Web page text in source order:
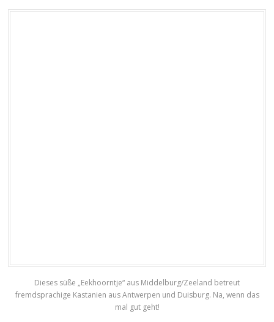
Dieses süße „Eekhoorntje“ aus Middelburg/Zeeland betreut
fremdsprachige Kastanien aus Antwerpen und Duisburg. Na, wenn das
mal gut geht!